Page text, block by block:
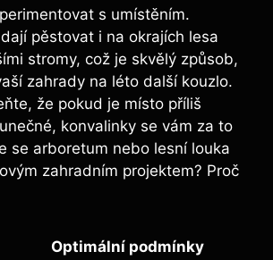
s umístěním.
pěstovat i na okrajích lesa
stromy, což je skvělý způsob,
zahrady na léto další kouzlo.
že pokud je místo příliš
konvalinky se vám za to
se arboretum nebo lesní louka
zahradním projektem? Proč
Optimální podmínky